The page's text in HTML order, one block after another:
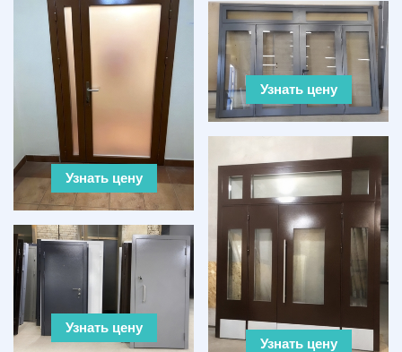
Узнать цену
Узнать цену
Узнать цену
Узнать цену